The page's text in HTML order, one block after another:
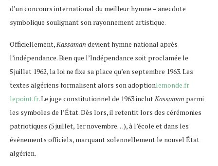
d’un concours international du meilleur hymne – anecdote
symbolique soulignant son rayonnement artistique.
Officiellement, Kassaman devient hymne national après
l’indépendance. Bien que l’Indépendance soit proclamée le
5 juillet 1962, la loi ne fixe sa place qu’en septembre 1963. Les
textes algériens formalisent alors son adoption​lemonde.fr
lepoint.fr. Le juge constitutionnel de 1963 inclut Kassaman parmi
les symboles de l’État. Dès lors, il retentit lors des cérémonies
patriotiques (5 juillet, 1er novembre…), à l’école et dans les
événements officiels, marquant solennellement le nouvel État
algérien.